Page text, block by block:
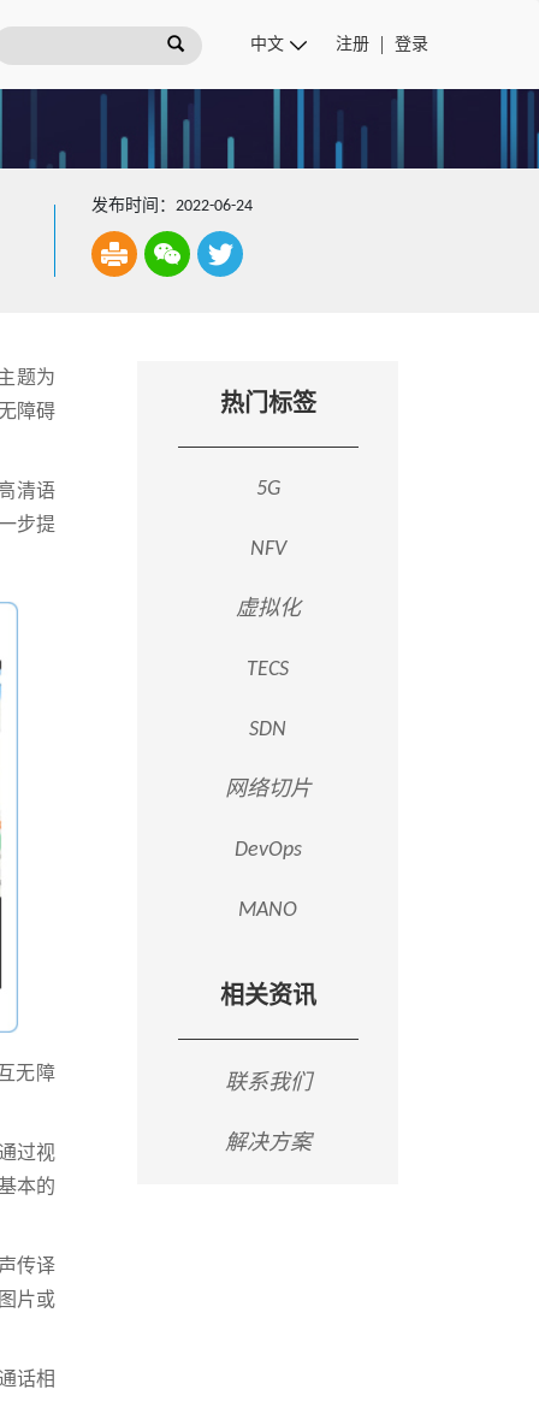
注册 登录
发布时间：2022-06-24
题为
障碍
清语
步提
无障
过视
本的
传译
片或
话相
热门标签
5G
NFV
虚拟化
TECS
SDN
网络切片
DevOps
MANO
相关资讯
联系我们
解决方案